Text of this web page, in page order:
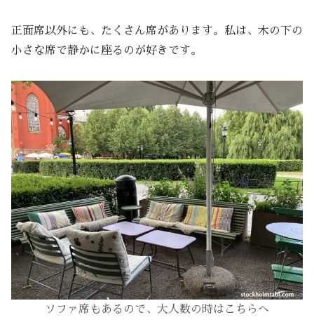
正面席以外にも、たくさん席があります。私は、木の下の
小さな席で静かに座るのが好きです。
ソファ席もあるので、大人数の時はこちらへ